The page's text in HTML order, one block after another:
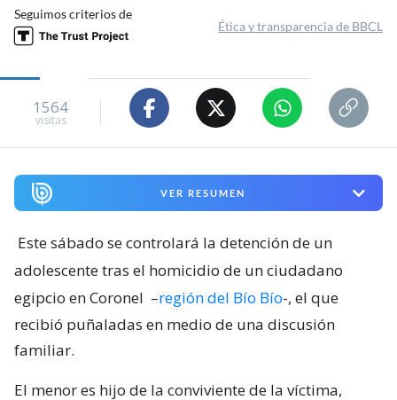
Seguimos criterios de
Ética y transparencia de BBCL
1564
visitas
VER RESUMEN
Este sábado se controlará la detención de un
adolescente tras el homicidio de un ciudadano
egipcio en Coronel –región del Bío Bío-, el que
recibió puñaladas en medio de una discusión
familiar.
El menor es hijo de la conviviente de la víctima,